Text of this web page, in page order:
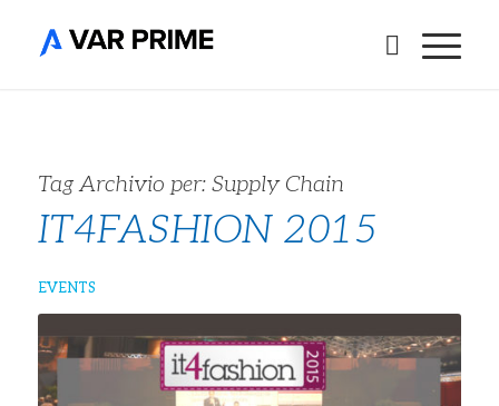
Tag Archivio per: Supply Chain
IT4FASHION 2015
EVENTS